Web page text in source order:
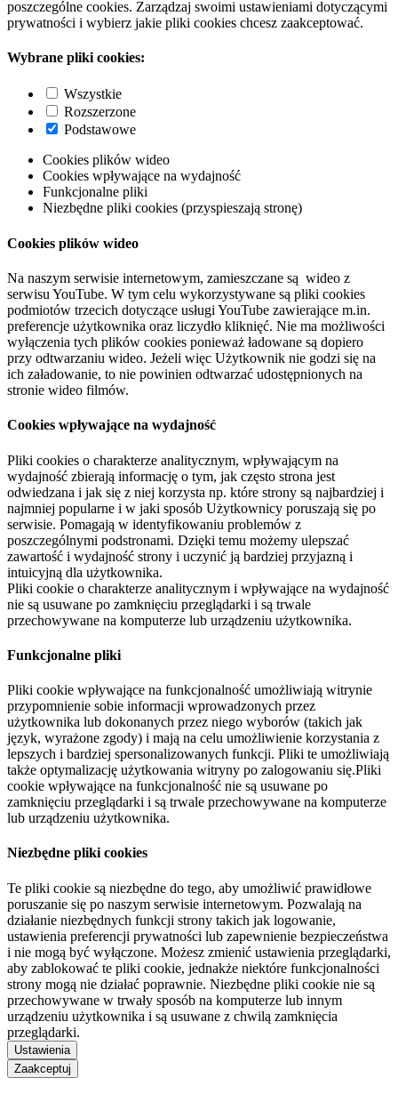
poszczególne cookies. Zarządzaj swoimi ustawieniami dotyczącymi
prywatności i wybierz jakie pliki cookies chcesz zaakceptować.
Wybrane pliki cookies:
Wszystkie
Rozszerzone
Podstawowe
Cookies plików wideo
Cookies wpływające na wydajność
Funkcjonalne pliki
Niezbędne pliki cookies (przyspieszają stronę)
Cookies plików wideo
Na naszym serwisie internetowym, zamieszczane są wideo z
serwisu YouTube. W tym celu wykorzystywane są pliki cookies
podmiotów trzecich dotyczące usługi YouTube zawierające m.in.
preferencje użytkownika oraz liczydło kliknięć. Nie ma możliwości
wyłączenia tych plików cookies ponieważ ładowane są dopiero
przy odtwarzaniu wideo. Jeżeli więc Użytkownik nie godzi się na
ich załadowanie, to nie powinien odtwarzać udostępnionych na
stronie wideo filmów.
Cookies wpływające na wydajność
Pliki cookies o charakterze analitycznym, wpływającym na
wydajność zbierają informację o tym, jak często strona jest
odwiedzana i jak się z niej korzysta np. które strony są najbardziej i
najmniej popularne i w jaki sposób Użytkownicy poruszają się po
serwisie. Pomagają w identyfikowaniu problemów z
poszczególnymi podstronami. Dzięki temu możemy ulepszać
zawartość i wydajność strony i uczynić ją bardziej przyjazną i
intuicyjną dla użytkownika.
Pliki cookie o charakterze analitycznym i wpływające na wydajność
nie są usuwane po zamknięciu przeglądarki i są trwale
przechowywane na komputerze lub urządzeniu użytkownika.
Funkcjonalne pliki
Pliki cookie wpływające na funkcjonalność umożliwiają witrynie
przypomnienie sobie informacji wprowadzonych przez
użytkownika lub dokonanych przez niego wyborów (takich jak
język, wyrażone zgody) i mają na celu umożliwienie korzystania z
lepszych i bardziej spersonalizowanych funkcji. Pliki te umożliwiają
także optymalizację użytkowania witryny po zalogowaniu się.Pliki
cookie wpływające na funkcjonalność nie są usuwane po
zamknięciu przeglądarki i są trwale przechowywane na komputerze
lub urządzeniu użytkownika.
Niezbędne pliki cookies
Te pliki cookie są niezbędne do tego, aby umożliwić prawidłowe
poruszanie się po naszym serwisie internetowym. Pozwalają na
działanie niezbędnych funkcji strony takich jak logowanie,
ustawienia preferencji prywatności lub zapewnienie bezpieczeństwa
i nie mogą być wyłączone. Możesz zmienić ustawienia przeglądarki,
aby zablokować te pliki cookie, jednakże niektóre funkcjonalności
strony mogą nie działać poprawnie. Niezbędne pliki cookie nie są
przechowywane w trwały sposób na komputerze lub innym
urządzeniu użytkownika i są usuwane z chwilą zamknięcia
przeglądarki.
Ustawienia
Zaakceptuj